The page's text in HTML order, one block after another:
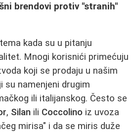
brendovi protiv "stranih"
kada su u pitanju
Mnogi korisnići primećuju
koji se prodaju u našim
su namenjeni drugim
ili italijanskog. Često se
, Silan ili Coccolino iz uvoza
mirisa" i da se miris duže